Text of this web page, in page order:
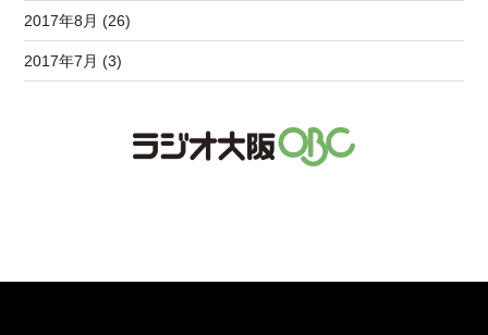
2017年8月 (26)
2017年7月 (3)